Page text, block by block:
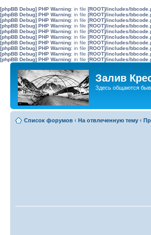
[phpBB Debug] PHP Warning: in file [ROOT]/includes/
[phpBB Debug] PHP Warning: in file [ROOT]/includes/
[phpBB Debug] PHP Warning: in file [ROOT]/includes/
[phpBB Debug] PHP Warning: in file [ROOT]/includes/
[phpBB Debug] PHP Warning: in file [ROOT]/includes/
[phpBB Debug] PHP Warning: in file [ROOT]/includes/
[phpBB Debug] PHP Warning: in file [ROOT]/includes/
[phpBB Debug] PHP Warning: in file [ROOT]/includes/
[phpBB Debug] PHP Warning: in file [ROOT]/includes/
[phpBB Debug] PHP Warning: in file [ROOT]/includes/
Залив
Здесь общаются
Список форумов ‹ На отвлеченную тему ‹